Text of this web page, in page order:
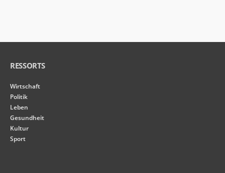
RESSORTS
Wirtschaft
Politik
Leben
Gesundheit
Kultur
Sport